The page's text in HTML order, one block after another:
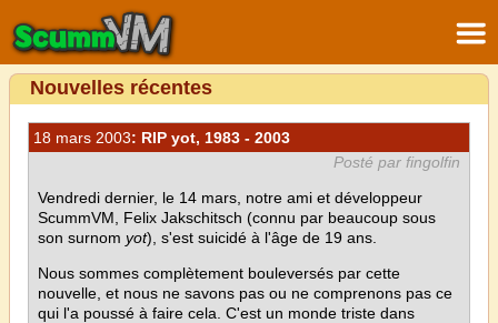
Nouvelles récentes
18 mars 2003: RIP yot, 1983 - 2003
Posté par fingolfin
Vendredi dernier, le 14 mars, notre ami et développeur
ScummVM, Felix Jakschitsch (connu par beaucoup sous
son surnom yot), s'est suicidé à l'âge de 19 ans.
Nous sommes complètement bouleversés par cette
nouvelle, et nous ne savons pas ou ne comprenons pas ce
qui l'a poussé à faire cela. C'est un monde triste dans